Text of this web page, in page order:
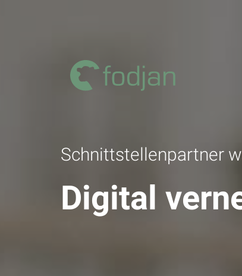
Schnittstellenpartner
Digital